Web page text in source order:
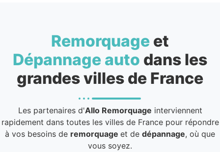
Remorquage et
Dépannage auto dans les
grandes villes de France
Les partenaires d'Allo Remorquage interviennent
rapidement dans toutes les villes de France pour répondre
à vos besoins de remorquage et de dépannage, où que
vous soyez.